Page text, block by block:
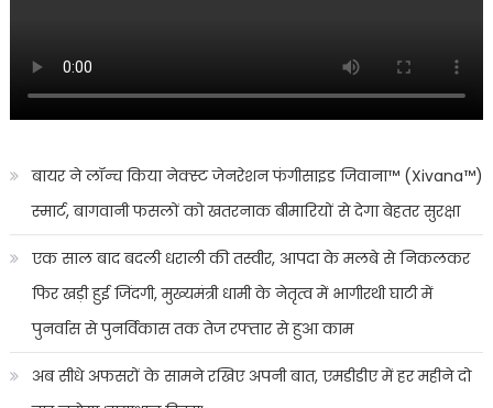
बायर ने लॉन्च किया नेक्स्ट जेनरेशन फंगीसाइड जिवाना™️ (Xivana™️)
स्मार्ट, बागवानी फसलों को खतरनाक बीमारियों से देगा बेहतर सुरक्षा
एक साल बाद बदली धराली की तस्वीर, आपदा के मलबे से निकलकर
फिर खड़ी हुई जिंदगी, मुख्यमंत्री धामी के नेतृत्व में भागीरथी घाटी में
पुनर्वास से पुनर्विकास तक तेज रफ्तार से हुआ काम
अब सीधे अफसरों के सामने रखिए अपनी बात, एमडीडीए में हर महीने दो